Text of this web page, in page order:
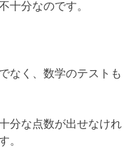
十分なのです。
なく、数学のテストも
分な点数が出せなけれ
。